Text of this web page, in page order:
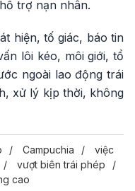
trợ nạn nhân.
hiện, tố giác, báo tin
lôi kéo, môi giới, tổ
ngoài lao động trái
xử lý kịp thời, không
Campuchia
việc
vượt biên trái phép
cao